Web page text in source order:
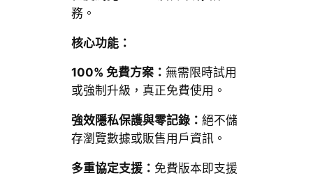
務。
核心功能：
100% 免費方案： 無需限時試用
或強制升級，真正免費使用。
強效隱私保護與零記錄： 絕不儲
存瀏覽數據或販售用戶資訊。
多重協定支援： 免費版本即支援